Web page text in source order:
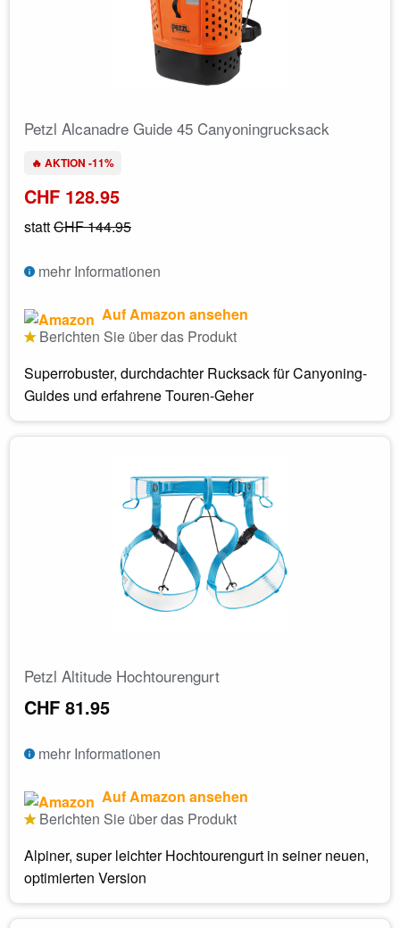
Petzl Alcanadre Guide 45 Canyoningrucksack
🔥 AKTION -11%
CHF 128.95
stattCHF 144.95
mehr Informationen
Auf Amazon ansehen
Berichten Sie über das Produkt
Superrobuster, durchdachter Rucksack für Canyoning-
Guides und erfahrene Touren-Geher
Petzl Altitude Hochtourengurt
CHF 81.95
mehr Informationen
Auf Amazon ansehen
Berichten Sie über das Produkt
Alpiner, super leichter Hochtourengurt in seiner neuen,
optimierten Version